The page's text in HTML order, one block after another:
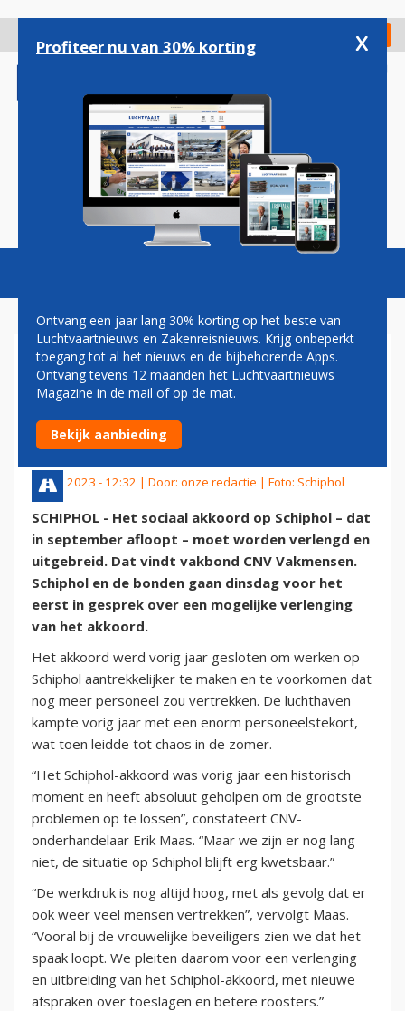
gaan
Check in
Magazine Podcasts Vacatures
CNV WIL VERLENGING EN
UITBREIDING VAN SCHIPHOL-
AKKOORD
11 juli 2023 - 12:32 | Door: onze redactie | Foto: Schiphol
SCHIPHOL - Het sociaal akkoord op Schiphol – dat
in september afloopt – moet worden verlengd en
uitgebreid. Dat vindt vakbond CNV Vakmensen.
Schiphol en de bonden gaan dinsdag voor het
eerst in gesprek over een mogelijke verlenging
van het akkoord.
Het akkoord werd vorig jaar gesloten om werken op
Schiphol aantrekkelijker te maken en te voorkomen dat
nog meer personeel zou vertrekken. De luchthaven
kampte vorig jaar met een enorm personeelstekort,
wat toen leidde tot chaos in de zomer.
“Het Schiphol-akkoord was vorig jaar een historisch
moment en heeft absoluut geholpen om de grootste
problemen op te lossen”, constateert CNV-
onderhandelaar Erik Maas. “Maar we zijn er nog lang
niet, de situatie op Schiphol blijft erg kwetsbaar.”
“De werkdruk is nog altijd hoog, met als gevolg dat er
ook weer veel mensen vertrekken”, vervolgt Maas.
“Vooral bij de vrouwelijke beveiligers zien we dat het
spaak loopt. We pleiten daarom voor een verlenging
en uitbreiding van het Schiphol-akkoord, met nieuwe
afspraken over toeslagen en betere roosters.”
Profiteer nu van 30% korting x
Ontvang een jaar lang 30% korting op het beste van
Luchtvaartnieuws en Zakenreisnieuws. Krijg onbeperkt
toegang tot al het nieuws en de bijbehorende Apps.
Ontvang tevens 12 maanden het Luchtvaartnieuws
Magazine in de mail of op de mat.
Bekijk aanbieding